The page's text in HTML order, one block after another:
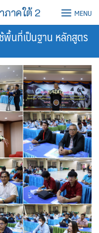
าคใต้ 2 MENU
พื้นที่เป็นฐาน หลักสูตร